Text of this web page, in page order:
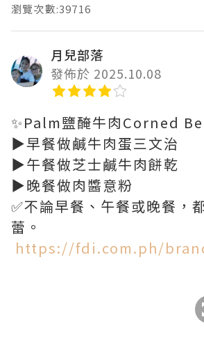
瀏覽次數:39716
月兒部落
發佈於 2025.10.08
✨Palm鹽醃牛肉Corned
▶️早餐做鹹牛肉蛋三文治
▶️午餐做芝士鹹牛肉餅乾
▶️晚餐做肉醬意粉
✅不論早餐、午餐或晚餐，
蕾。
https://fdi.com.ph/